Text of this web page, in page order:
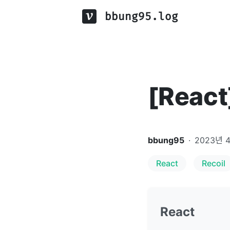
bbung95.log
bbung95 · 2023년
React Recoil
React